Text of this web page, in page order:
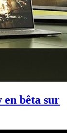
en bêta sur